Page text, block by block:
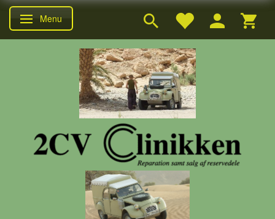
Skifte navigation
Menu